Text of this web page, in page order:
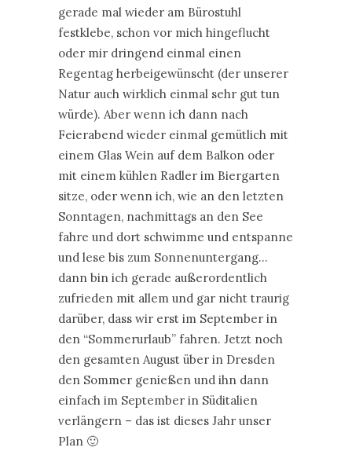
gerade mal wieder am Bürostuhl
festklebe, schon vor mich hingeflucht
oder mir dringend einmal einen
Regentag herbeigewünscht (der unserer
Natur auch wirklich einmal sehr gut tun
würde). Aber wenn ich dann nach
Feierabend wieder einmal gemütlich mit
einem Glas Wein auf dem Balkon oder
mit einem kühlen Radler im Biergarten
sitze, oder wenn ich, wie an den letzten
Sonntagen, nachmittags an den See
fahre und dort schwimme und entspanne
und lese bis zum Sonnenuntergang…
dann bin ich gerade außerordentlich
zufrieden mit allem und gar nicht traurig
darüber, dass wir erst im September in
den “Sommerurlaub” fahren. Jetzt noch
den gesamten August über in Dresden
den Sommer genießen und ihn dann
einfach im September in Süditalien
verlängern – das ist dieses Jahr unser
Plan 🙂